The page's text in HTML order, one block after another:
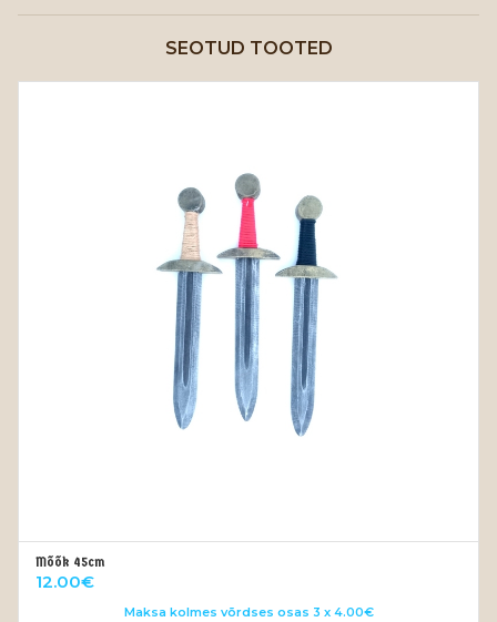
SEOTUD TOOTED
Mõõk 45cm
12.00€
Maksa kolmes võrdses osas 3 x 4.00€